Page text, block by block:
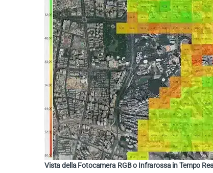
Vista della Fotocamera RGB o Infrarossa in Tempo